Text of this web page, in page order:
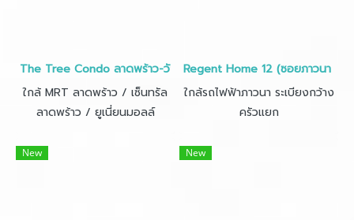
The Tree Condo ลาดพร้าว-วังหิน • ห้อง 29 ตรม.ชั้น 7
ใกล้ MRT ลาดพร้าว / เซ็นทรัล
ลาดพร้าว / ยูเนี่ยนมอลล์
Regent Home 12 (ซอยภาวนา ลา
ใกล้รถไฟฟ้าภาวนา ระเบียงกว้าง
ครัวแยก
New New